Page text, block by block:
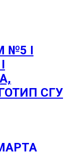
№5 I
СГУ